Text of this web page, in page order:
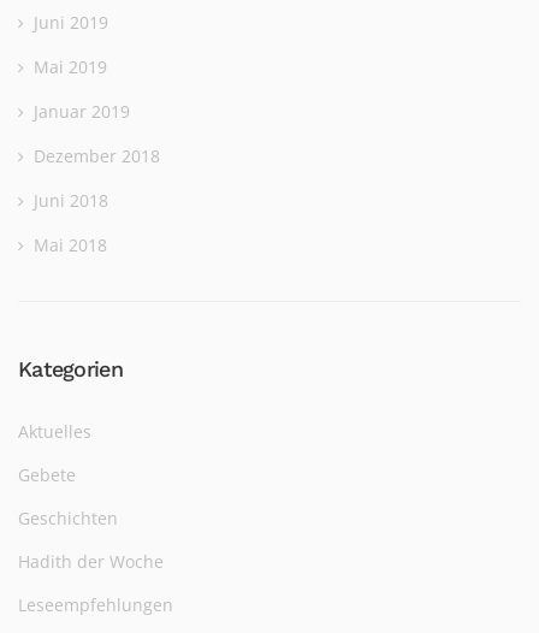
Juni 2019
Mai 2019
Januar 2019
Dezember 2018
Juni 2018
Mai 2018
Kategorien
Aktuelles
Gebete
Geschichten
Hadith der Woche
Leseempfehlungen